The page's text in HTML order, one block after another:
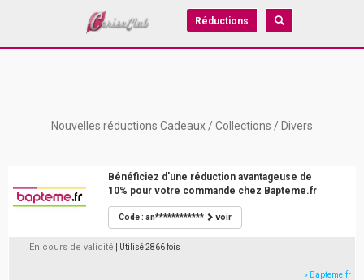
Réductions
Nouvelles réductions Cadeaux / Collections / Divers
Bénéficiez d'une réduction avantageuse de
10% pour votre commande chez Bapteme.fr
Code : an************ voir
En cours de validité | Utilisé 2866 fois
» Bapteme.fr